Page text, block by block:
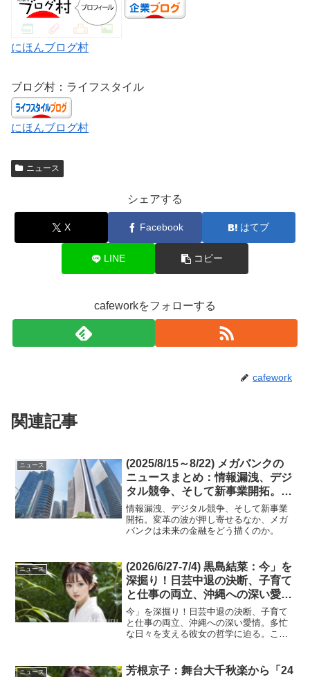
にほんブログ村
ブログ村：ライフスタイル
にほんブログ村
ニュース
シェアする
X Facebook はてブ
LINE コピー
cafeworkをフォローする
cafework
関連記事
ニュース
(2025/8/15～8/22) メガバンクの
ニュースまとめ：情報漏洩、デジ
タル競争、そして新事業開拓。変
革の波が押し寄せるなか、メガバ
ンクは未来の金融をどう描くの
か。
情報漏洩、デジタル競争、そして新事業
開拓。変革の波が押し寄せるなか、メガ
バンクは未来の金融をどう描くのか。
ニュース
(2026/6/27-7/4) 黒島結菜：今」を
深掘り！日芸中退の決断、子育て
と仕事の両立、沖縄への深い愛
情。多忙な日々を支える彼女の哲
学に迫る。これぞまさに現代を生
きる女性の鏡！
今」を深掘り！日芸中退の決断、子育て
と仕事の両立、沖縄への深い愛情。多忙
な日々を支える彼女の哲学に迫る。これ
かな表舞台の裏には、自身のキャリア選
ニュース
芳根京子：舞台大千秋楽から「24